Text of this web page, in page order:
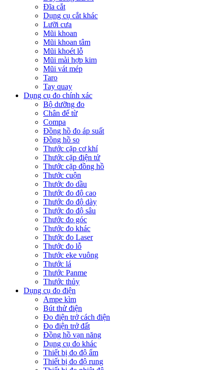
Đĩa cắt
Dụng cụ cắt khác
Lưỡi cưa
Mũi khoan
Mũi khoan tâm
Mũi khoét lỗ
Mũi mài hợp kim
Mũi vát mép
Taro
Tay quay
Dụng cụ đo chính xác
Bộ dưỡng đo
Chân đế từ
Compa
Đồng hồ đo áp suất
Đồng hồ so
Thước cặp cơ khí
Thước cặp điện tử
Thước cặp đồng hồ
Thước cuộn
Thước đo dầu
Thước đo độ cao
Thước đo độ dày
Thước đo độ sâu
Thước đo góc
Thước đo khác
Thước đo Laser
Thước đo lỗ
Thước eke vuông
Thước lá
Thước Panme
Thước thủy
Dụng cụ đo điện
Ampe kìm
Bút thử điện
Đo điện trở cách điện
Đo điện trở đất
Đồng hồ vạn năng
Dụng cụ đo khác
Thiết bị đo độ ẩm
Thiết bị đo độ rung